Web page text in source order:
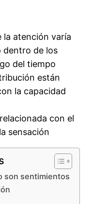
la atención varía
de los
del tiempo
están
la capacidad
con el
sensación
son sentimientos